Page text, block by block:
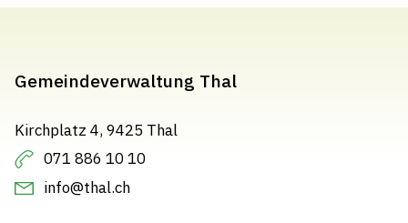
Gemeindeverwaltung Thal
Kirchplatz 4, 9425 Thal
071 886 10 10
info@thal.ch